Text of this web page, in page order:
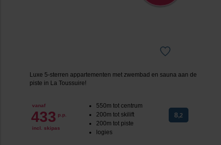
Luxe 5-sterren appartementen met zwembad en sauna aan de
piste in La Toussuire!
vanaf
433 p.p.
incl. skipas
550m tot centrum
200m tot skilift
200m tot piste
logies
8,2